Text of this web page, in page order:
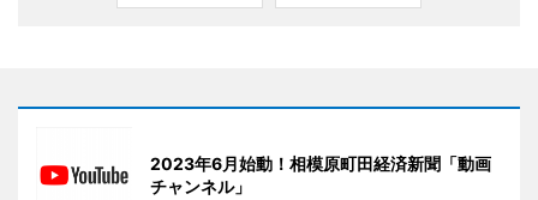
2023年6月始動！相模原町田経済新聞「動画
チャンネル」